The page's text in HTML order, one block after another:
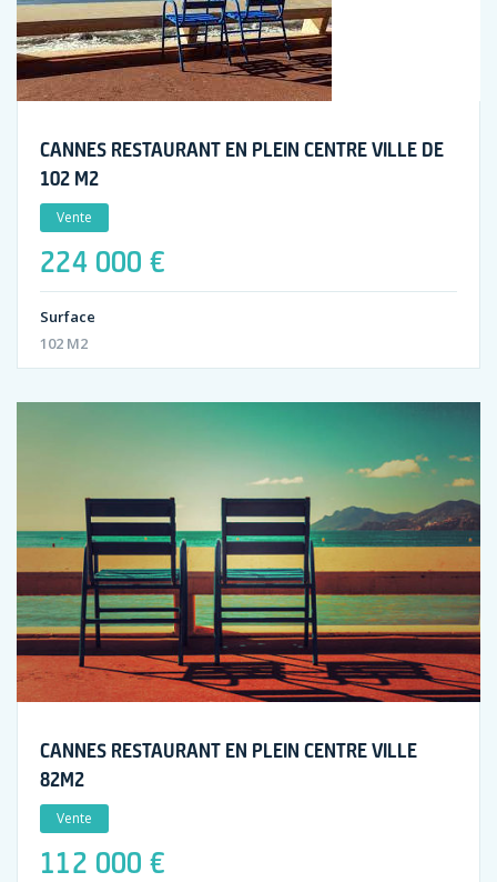
CANNES RESTAURANT EN PLEIN CENTRE VILLE DE
102 M2
Vente
224 000 €
Surface
102 M2
CANNES RESTAURANT EN PLEIN CENTRE VILLE
82M2
Vente
112 000 €